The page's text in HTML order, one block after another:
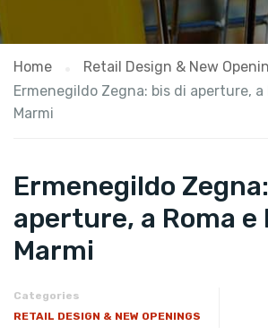
Home
Retail Design & New
Ermenegildo Zegna: bis di aperture, a
Marmi
Ermenegildo
aperture, a Roma e
Marmi
Categories
RETAIL DESIGN & NEW OPENINGS